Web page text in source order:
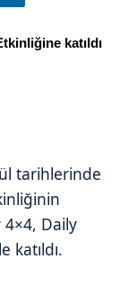
katıldı
tarihlerinde
4×4, Daily
katıldı.